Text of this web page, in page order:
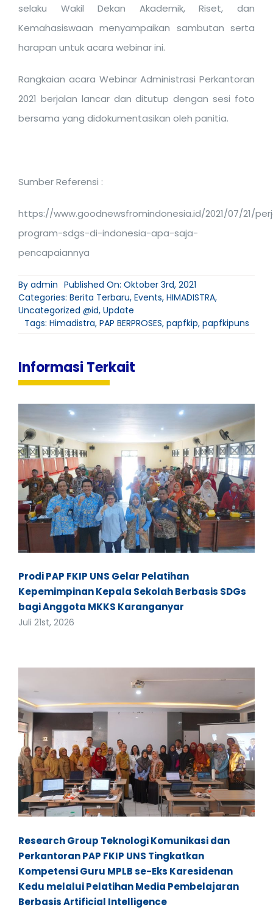
selaku Wakil Dekan Akademik, Riset, dan
Kemahasiswaan menyampaikan sambutan serta
harapan untuk acara webinar ini.
Rangkaian acara Webinar Administrasi Perkantoran
2021 berjalan lancar dan ditutup dengan sesi foto
bersama yang didokumentasikan oleh panitia.
Sumber Referensi :
https://www.goodnewsfromindonesia.id/2021/07/21/
program-sdgs-di-indonesia-apa-saja-
pencapaiannya
By admin Published On: Oktober 3rd, 2021
Categories: Berita Terbaru, Events, HIMADISTRA,
Uncategorized @id, Update
Tags: Himadistra, PAP BERPROSES, papfkip, papfkipuns
Informasi Terkait
Prodi PAP FKIP UNS Gelar Pelatihan
Kepemimpinan Kepala Sekolah Berbasis SDGs
bagi Anggota MKKS Karanganyar
Juli 21st, 2026
Research Group Teknologi Komunikasi dan
Perkantoran PAP FKIP UNS Tingkatkan
Kompetensi Guru MPLB se-Eks Karesidenan
Kedu melalui Pelatihan Media Pembelajaran
Berbasis Artificial Intelligence